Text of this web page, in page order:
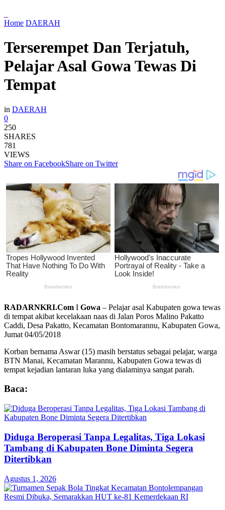
Home DAERAH
Terserempet Dan Terjatuh,
Pelajar Asal Gowa Tewas Di
Tempat
in DAERAH
0
250
SHARES
781
VIEWS
Share on FacebookShare on Twitter
RADARNKRI.Com I Gowa – Pelajar asal Kabupaten gowa tewas
di tempat akibat kecelakaan naas di Jalan Poros Malino Pakatto
Caddi, Desa Pakatto, Kecamatan Bontomarannu, Kabupaten Gowa,
Jumat 04/05/2018
Korban bernama Aswar (15) masih berstatus sebagai pelajar, warga
BTN Manai, Kecamatan Marannu, Kabupaten Gowa tewas di
tempat kejadian lantaran luka yang dialaminya sangat parah.
Baca:
Diduga Beroperasi Tanpa Legalitas, Tiga Lokasi
Tambang di Kabupaten Bone Diminta Segera
Ditertibkan
Agustus 1, 2026